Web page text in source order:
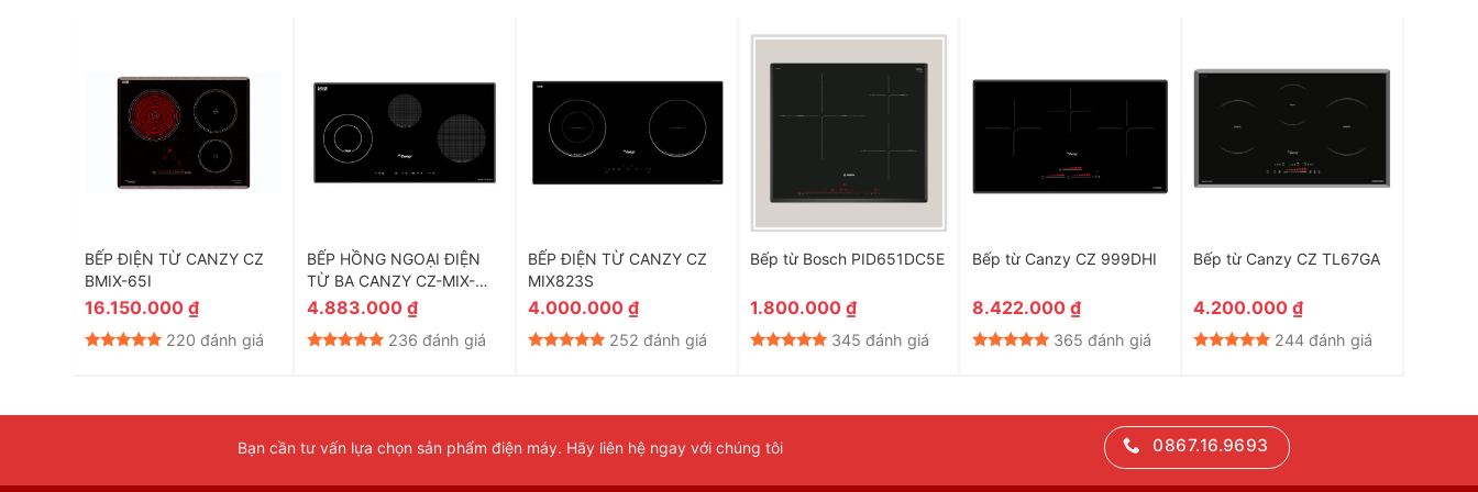
BẾP ĐIỆN TỪ CANZY CZ
BMIX-65I
16.150.000 ₫
220 đánh giá
BẾP HỒNG NGOẠI ĐIỆN
TỪ BA CANZY CZ-MIX-
833
4.883.000 ₫
236 đánh giá
BẾP ĐIỆN TỪ CANZY CZ
MIX823S
4.000.000₫
252 đánh giá
Bếp từ Bosch PID651DC5E
1.800.000 ₫
345 đánh giá
Bếp từ Canzy CZ 999DHI
8.422.000 ₫
365 đánh giá
Bếp từ Canzy CZ TL67GA
4.200.000₫
244 đánh giá
Bạn cần tư vấn lựa chọn sản phẩm điện máy. Hãy liên hệ ngay với chúng tôi 0867.16.9693